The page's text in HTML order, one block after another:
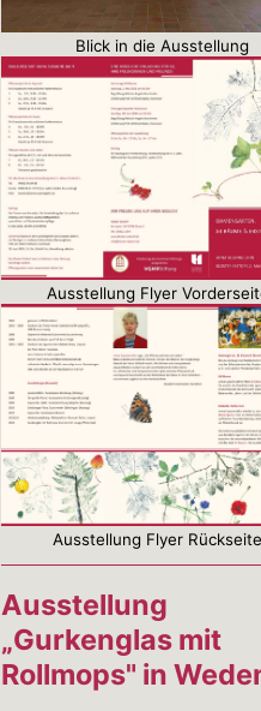
Blick in die Ausstellung
Ausstellung Flyer
Ausstellung Flyer
Ausstellung
„Gurkenglas mit
Rollmops" in